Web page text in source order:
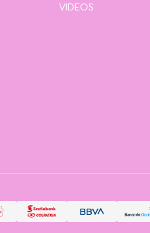
VIDEOS